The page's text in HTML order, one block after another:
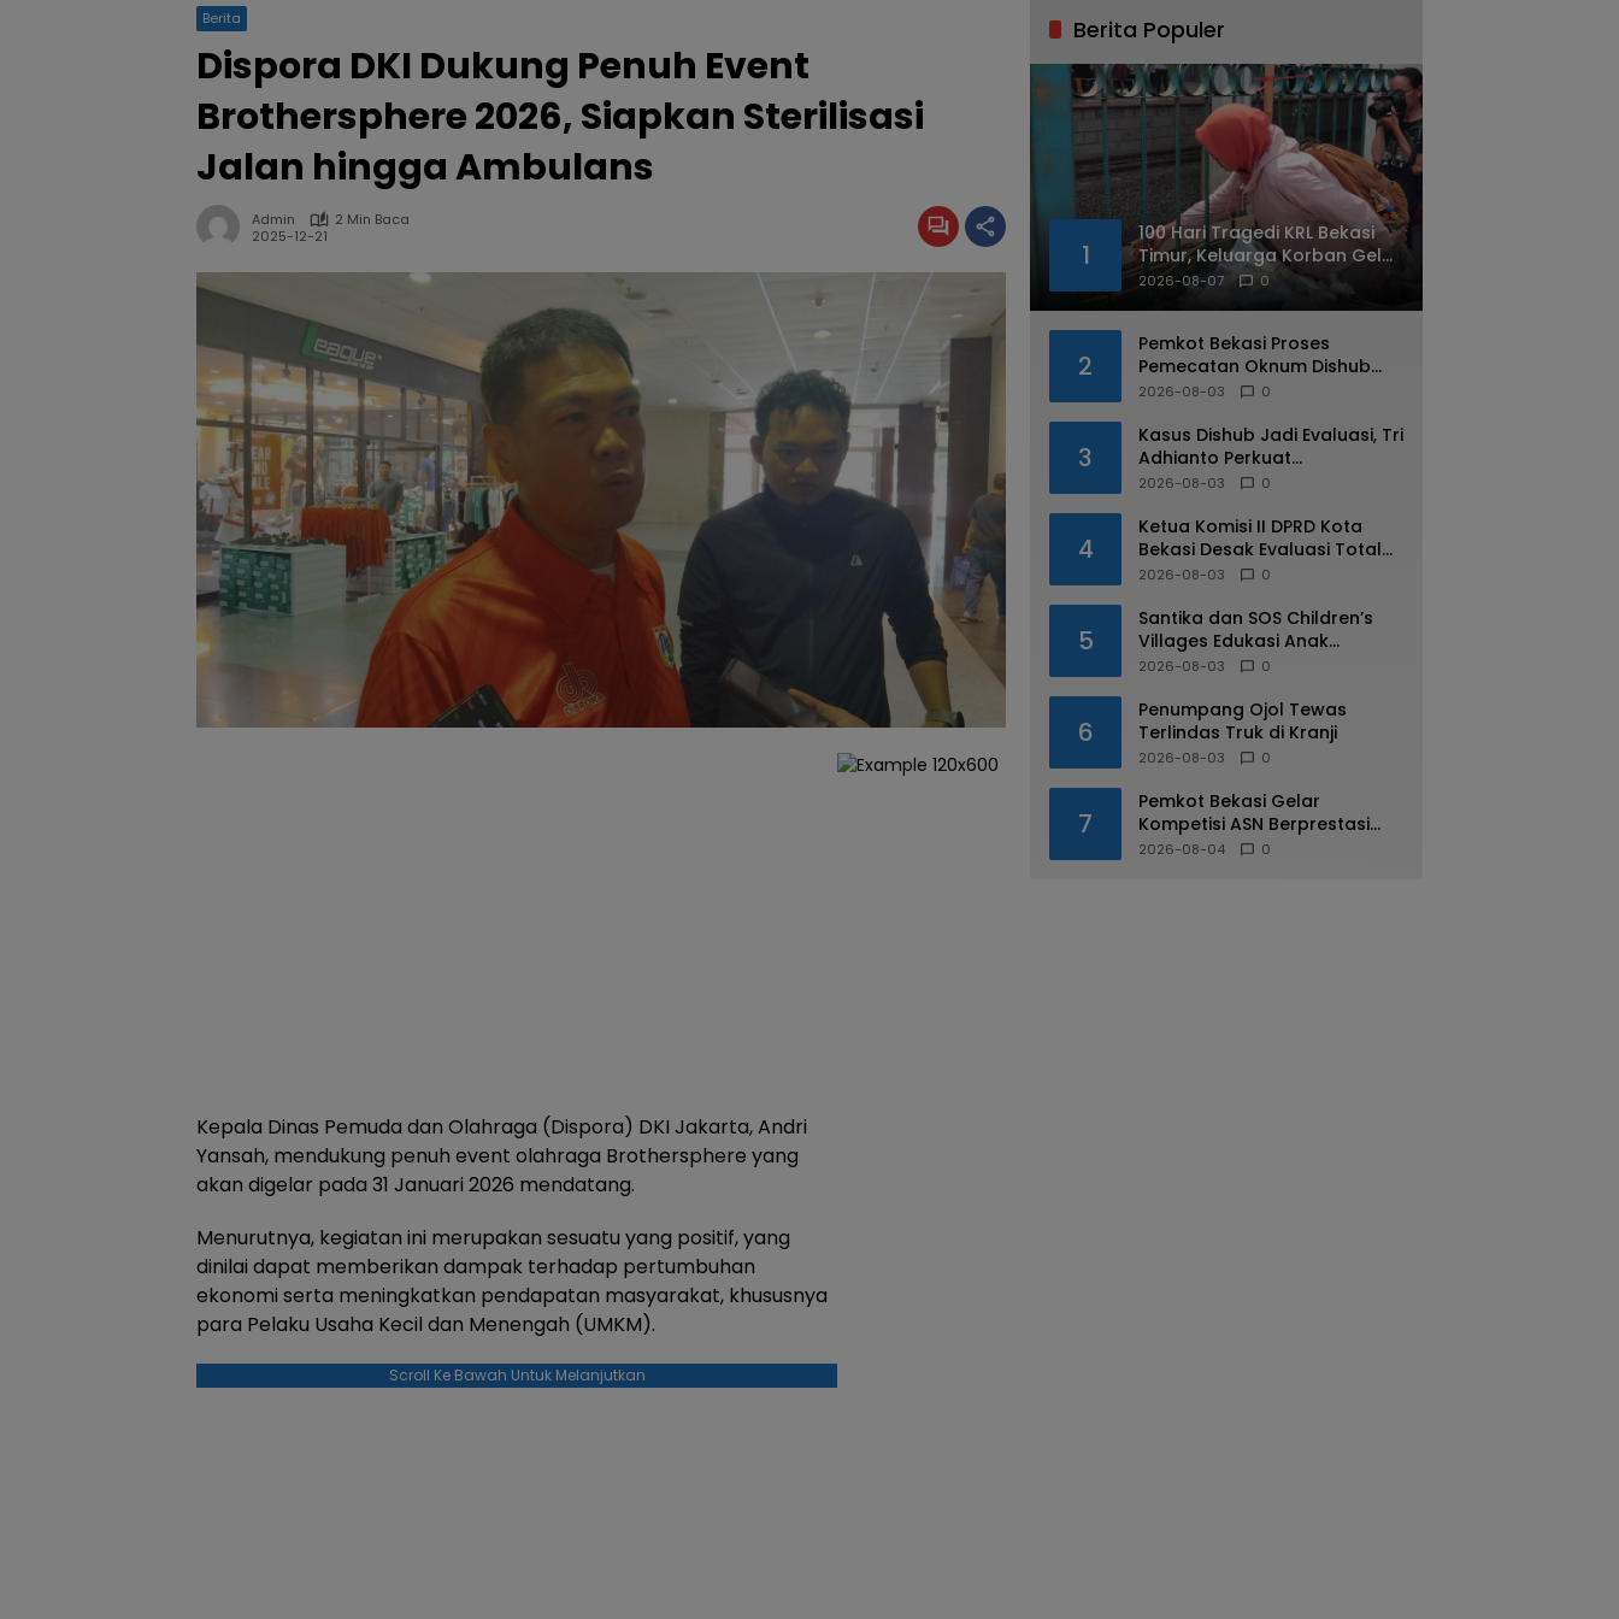
Berita
Dispora DKI Dukung Penuh Event
Brothersphere 2026, Siapkan Sterilisasi
Jalan hingga Ambulans
Admin
2 Min Baca
2025-12-21
Kepala Dinas Pemuda dan Olahraga (Dispora) DKI Jakarta, Andri
Yansah, mendukung penuh event olahraga Brothersphere yang
akan digelar pada 31 Januari 2026 mendatang.
Menurutnya, kegiatan ini merupakan sesuatu yang positif, yang
dinilai dapat memberikan dampak terhadap pertumbuhan
ekonomi serta meningkatkan pendapatan masyarakat, khususnya
para Pelaku Usaha Kecil dan Menengah (UMKM).
Scroll Ke Bawah Untuk Melanjutkan
Berita Populer
1
100 Hari Tragedi KRL Bekasi
Timur, Keluarga Korban Gelar
Doa Bersama dan Tabur
2026-08-07 0
2
Pemkot Bekasi Proses
Pemecatan Oknum Dishub
Yang Diduga Lakukan Pungli
2026-08-03 0
3
Kasus Dishub Jadi Evaluasi, Tri
Adhianto Perkuat
Pengawasan Aparatur
2026-08-03 0
4
Ketua Komisi II DPRD Kota
Bekasi Desak Evaluasi Total
Usai Dugaan Pungli Oknum
2026-08-03 0
5
Santika dan SOS Children’s
Villages Edukasi Anak
Mengenal Industri Perhotelan
2026-08-03 0
6
Penumpang Ojol Tewas
Terlindas Truk di Kranji
2026-08-03 0
7
Pemkot Bekasi Gelar
Kompetisi ASN Berprestasi
pada HUT RI ke-81
2026-08-04 0